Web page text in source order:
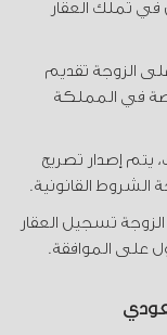
تملك العقار
الزوجة تقديم
في المملكة
يتم إصدار تصريح
القانونية.
تسجيل العقار
على الموافقة.